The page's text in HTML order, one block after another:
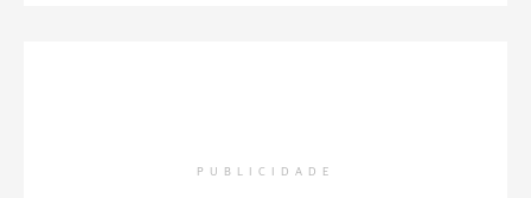
PUBLICIDADE